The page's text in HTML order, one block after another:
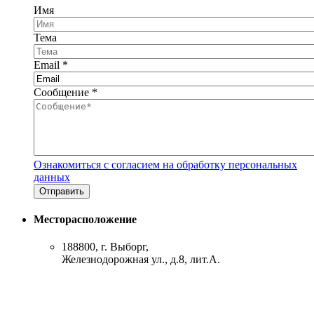
Имя
Тема
Email *
Сообщение *
Ознакомиться с согласием на обработку персональных
данных
Месторасположение
188800, г. Выборг,
Железнодорожная ул., д.8, лит.А.